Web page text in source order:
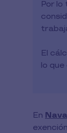
Por
El
lo
En